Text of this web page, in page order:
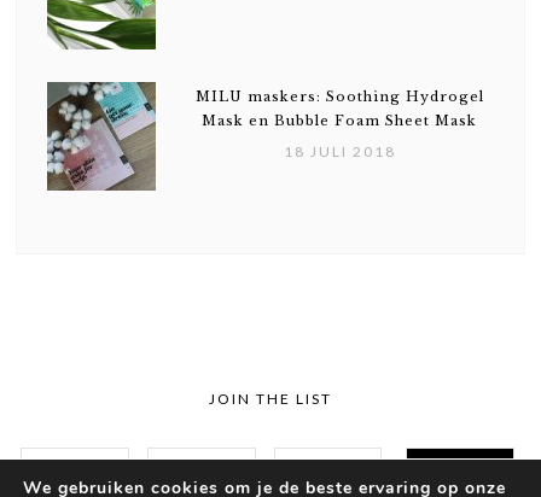
MILU maskers: Soothing Hydrogel
Mask en Bubble Foam Sheet Mask
18 JULI 2018
JOIN THE LIST
We gebruiken cookies om je de beste ervaring op onze